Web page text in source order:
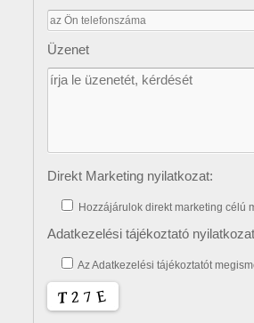
Üzenet
Direkt Marketing nyilatkozat:
Hozzájárulok direkt marketing célú
Adatkezelési tájékoztató
Az Adatkezelési tájékoztatót